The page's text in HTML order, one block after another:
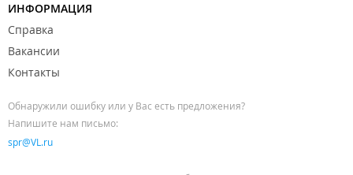
ИНФОРМАЦИЯ
Справка
Вакансии
Контакты
Обнаружили ошибку или у Вас есть предложения?
Напишите нам письмо:
spr@VL.ru